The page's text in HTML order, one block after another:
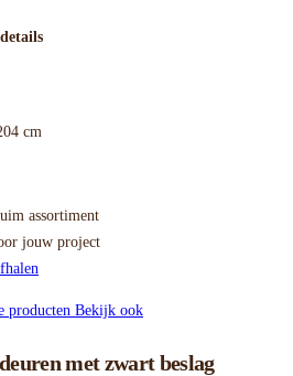
cm
assortiment
jouw project
producten Bekijk ook
met zwart beslag